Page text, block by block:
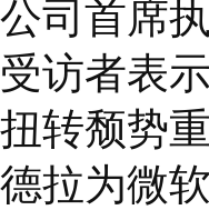
本文将
中的部
1、有“